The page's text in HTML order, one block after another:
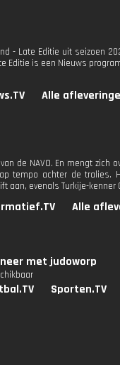
- Late Editie uit seizoen
Editie is een Nieuws
Alle
de NAVO. En mengt zich
tempo achter de tralies.
aan, evenals Turkije-kenner
Alle
met judoworp
Sporten.TV